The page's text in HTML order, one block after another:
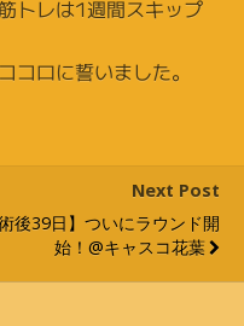
トレは1週間スキップ
コロに誓いました。
Next Post
術後39日】ついにラウンド開
始！@キャスコ花葉